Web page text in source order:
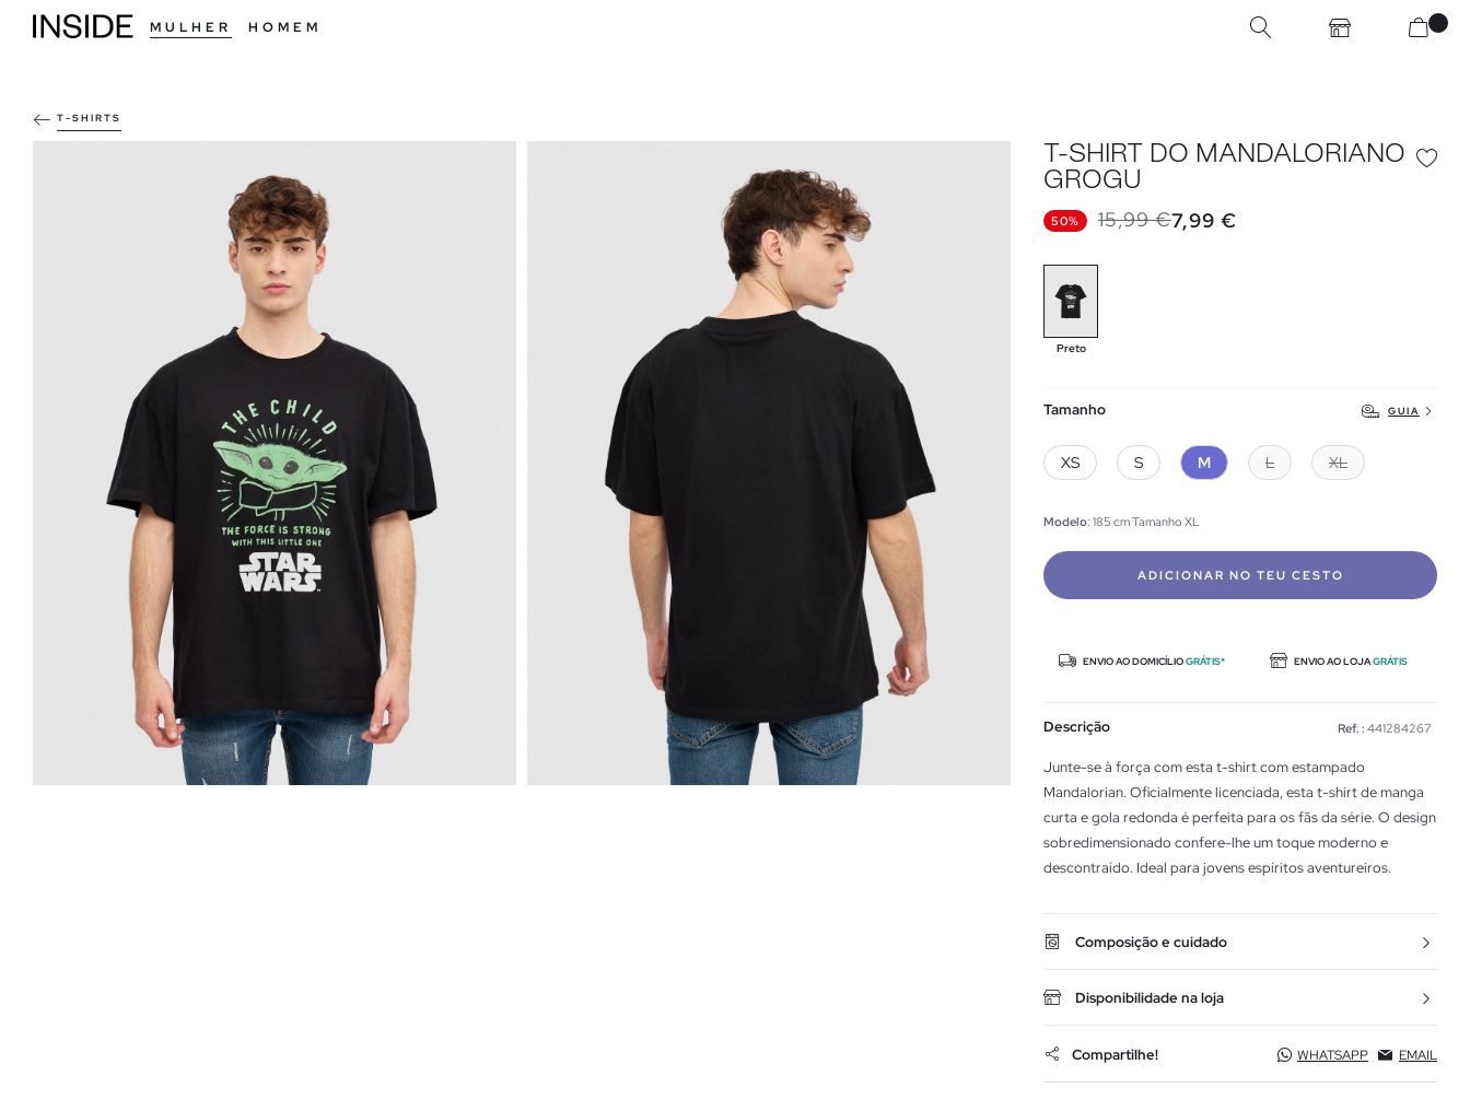
MULHER HOMEM
T-SHIRTS
T-SHIRT DO MANDALORIANO
GROGU
50% 15,99 €7,99 €
Preto
Tamanho GUIA
XS S M L XL
Modelo: 185 cm Tamanho XL
ADICIONAR NO TEU CESTO
ENVIO AO DOMICÍLIOGRÁTIS* ENVIO AO LOJAGRÁTIS
Descrição Ref. : 441284267
Junte-se à força com esta t-shirt com estampado
Mandalorian. Oficialmente licenciada, esta t-shirt de manga
curta e gola redonda é perfeita para os fãs da série. O design
sobredimensionado confere-lhe um toque moderno e
descontraído. Ideal para jovens espíritos aventureiros.
Composição e cuidado
Disponibilidade na loja
Compartilhe! WHATSAPP EMAIL